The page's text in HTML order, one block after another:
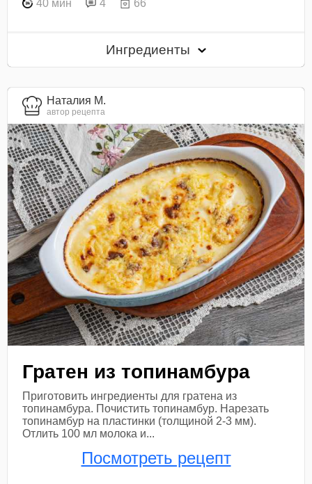
40 мин 4 66
Ингредиенты
Наталия М.
автор рецепта
Гратен из топинамбура
Приготовить ингредиенты для гратена из
топинамбура. Почистить топинамбур. Нарезать
топинамбур на пластинки (толщиной 2-3 мм).
Отлить 100 мл молока и...
Посмотреть рецепт